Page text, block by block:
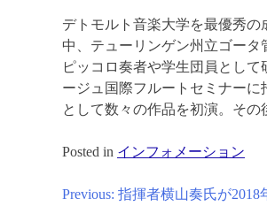
デトモルト音楽大学を最優秀
中、テューリンゲン州立ゴー
ピッコロ奏者や学生団員として
ージュ国際フルートセミナー
として数々の作品を初演。その
Posted in インフォメーション
投
Previous: 指揮者横山奏氏が2018